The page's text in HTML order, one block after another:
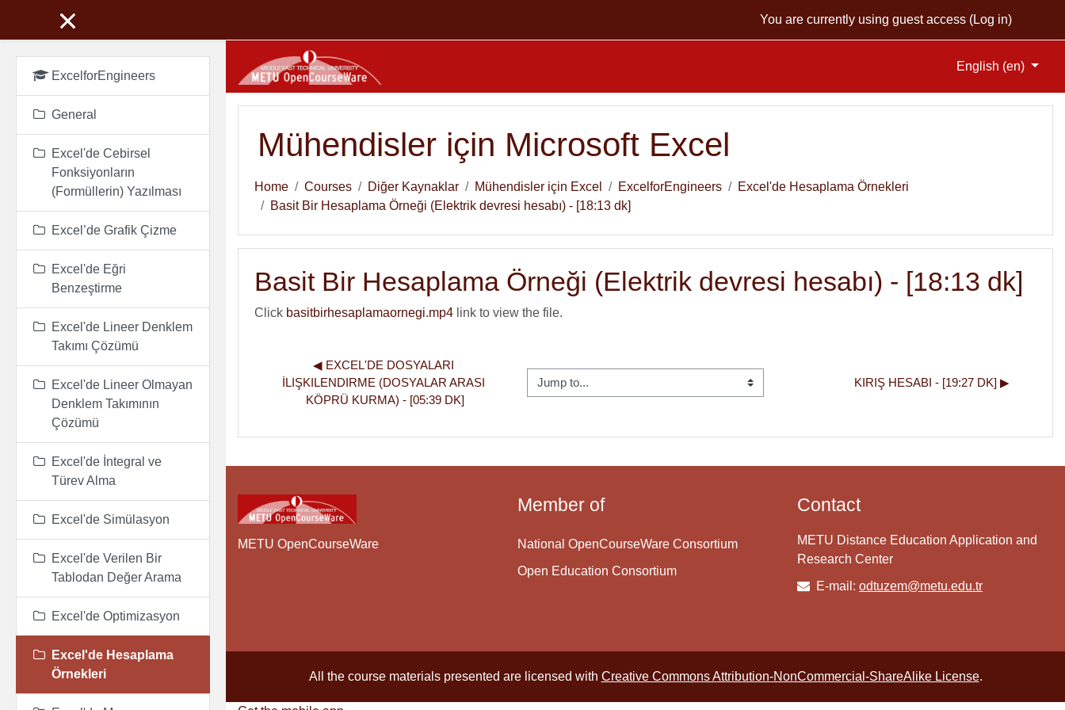
You are currently using guest access (Log in)
English ‎(en)‎
Mühendisler için Microsoft Excel
Home Courses Diğer Kaynaklar Mühendisler için Excel ExcelforEngineers
Excel'de Hesaplama Örnekleri
Basit Bir Hesaplama Örneği (Elektrik devresi hesabı) - [18:13 dk]
Basit Bir Hesaplama Örneği (Elektrik devresi hesabı) - [18:13 dk]
Click basitbirhesaplamaornegi.mp4 link to view the file.
◀︎ EXCEL'DE DOSYALARI
İLIŞKILENDIRME (DOSYALAR ARASI
KÖPRÜ KURMA) - [05:39 DK]
Jump to... KIRIŞ HESABI - [19:27 DK] ▶︎
ExcelforEngineers
General
Excel'de Cebirsel
Fonksiyonların
(Formüllerin) Yazılması
Excel’de Grafik Çizme
Excel'de Eğri
Benzeştirme
Excel'de Lineer Denklem
Takımı Çözümü
Excel'de Lineer Olmayan
Denklem Takımının
Çözümü
Excel'de İntegral ve
Türev Alma
Excel'de Simülasyon
Excel'de Verilen Bir
Tablodan Değer Arama
Excel'de Optimizasyon
Excel'de Hesaplama
Örnekleri
METU OpenCourseWare
Member of
National OpenCourseWare Consortium
Open Education Consortium
Contact
METU Distance Education Application and
Research Center
E-mail: odtuzem@metu.edu.tr
All the course materials presented are licensed with Creative Commons Attribution-NonCommercial-ShareAlike License.